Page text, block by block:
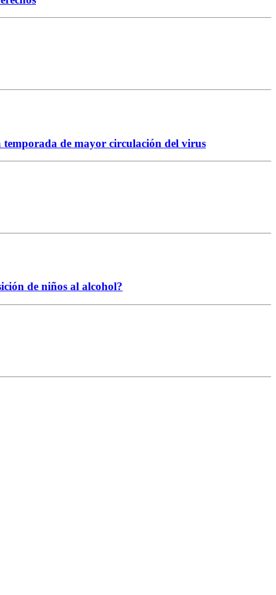
de mayor circulación del virus
de niños al alcohol?